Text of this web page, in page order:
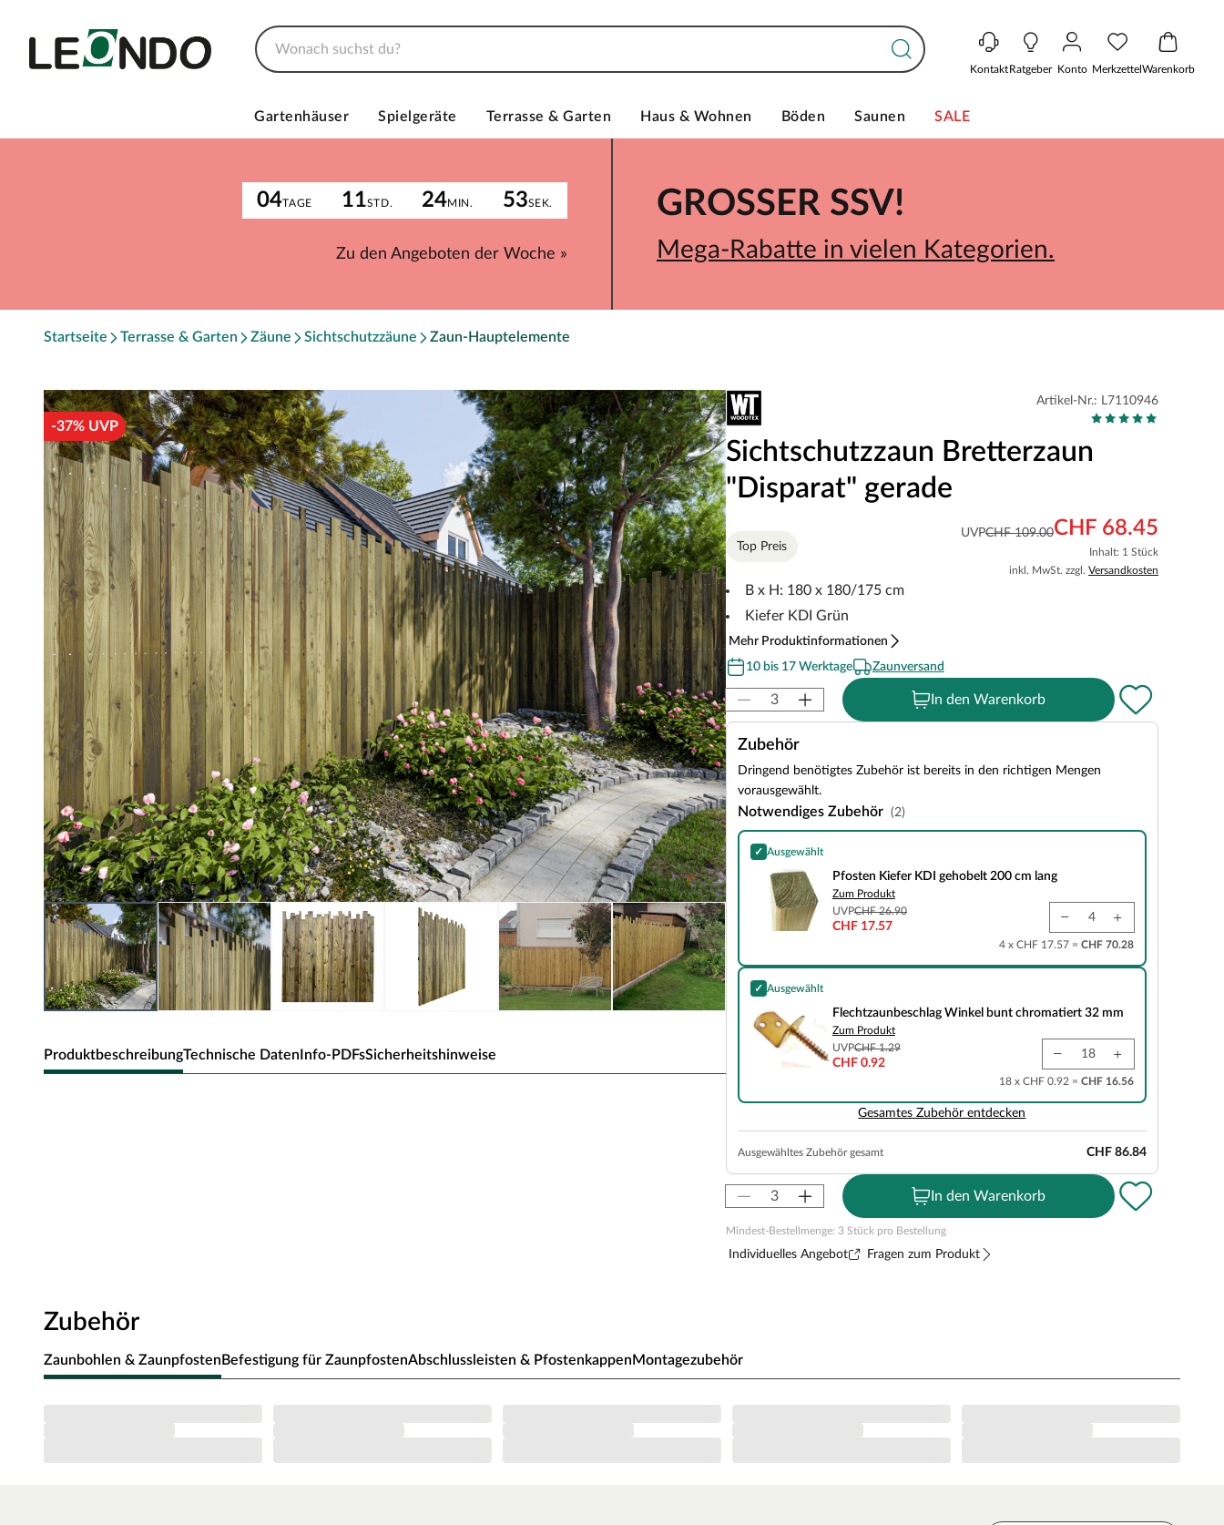
KontaktRatgeber Konto MerkzettelWarenkorb
Gartenhäuser Spielgeräte Terrasse & Garten Haus & Wohnen Böden Saunen SALE
04TAGE 11STD. 24MIN. 53SEK.
Zu den Angeboten der Woche »
GROSSER SSV!
Mega-Rabatte in vielen Kategorien.
Startseite Terrasse & Garten Zäune Sichtschutzzäune Zaun-Hauptelemente
-37% UVP
ProduktbeschreibungTechnische DatenInfo-PDFsSicherheitshinweise
Besonders beständig gegen Witterungseinflüsse, Moderfäule, Insekten, Schimmel und Pilze.
Die Verarbeitung zwischen den Riegeln und Brettern ist edelstahlverschraubt.
Für den Aufbau empfehlen wir unsere KDI Pfosten aus Kiefernholz. Verwende zur Montage die Zubehör-Elemente.
Alle sind bei uns online erhältlich. Die passenden Zubehörteile für deinen Artikel findest du unter dem Abschnitt
Artikel-Nr.: L7110946
Sichtschutzzaun Bretterzaun
"Disparat" gerade
UVPCHF 109.00CHF 68.45
Inhalt: 1 Stück
inkl. MwSt. zzgl. Versandkosten
Top Preis
B x H: 180 x 180/175 cm
Kiefer KDI Grün
Mehr Produktinformationen
10 bis 17 Werktage
Zaunversand
In den Warenkorb
Zubehör
Dringend benötigtes Zubehör ist bereits in den richtigen Mengen
vorausgewählt.
Notwendiges Zubehör (2)
✓ Ausgewählt
Pfosten Kiefer KDI gehobelt 200 cm lang
Pfosten Kiefer KDI gehobelt 200 cm lang
Zum Produkt
UVPCHF 26.90
CHF 17.57
4 x CHF 17.57 = CHF 70.28
✓ Ausgewählt
Flechtzaunbeschlag Winkel bunt chromatiert 32 mm
Flechtzaunbeschlag Winkel bunt chromatiert 32 mm
Zum Produkt
UVPCHF 1.29
CHF 0.92
18 x CHF 0.92 = CHF 16.56
Gesamtes Zubehör entdecken
Ausgewähltes Zubehör gesamt CHF 86.84
Mindest-Bestellmenge: 3 Stück pro Bestellung
In den Warenkorb
Individuelles Angebot Fragen zum Produkt
Zubehör
Zaunbohlen & Zaunpfosten Befestigung für ZaunpfostenAbschlussleisten & Pfostenkappen Montagezubehör